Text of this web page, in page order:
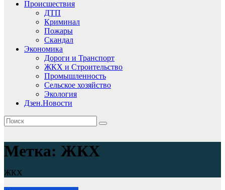
Происшествия
ДТП
Криминал
Пожары
Скандал
Экономика
Дороги и Транспорт
ЖКХ и Строительство
Промышленность
Сельское хозяйство
Экология
Дзен.Новости
Метка: ЖКХ
ЖКХ